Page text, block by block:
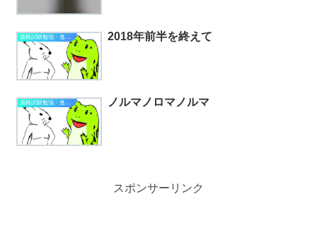
2018年前半を終えて
ノルマノロマノルマ
スポンサーリンク